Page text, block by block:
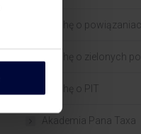
Trochę o
Trochę o zielonych
Trochę o PIT
Akademia Pana Taxa